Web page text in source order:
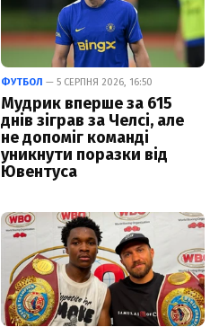
ФУТБОЛ — 5 СЕРПНЯ 2026, 16:50
Мудрик вперше за 615
днів зіграв за Челсі, але
не допоміг команді
уникнути поразки від
Ювентуса